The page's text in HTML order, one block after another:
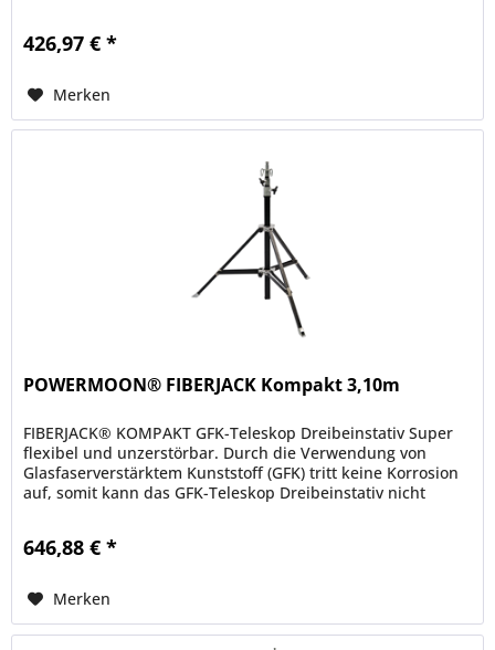
426,97 € *
Merken
POWERMOON® FIBERJACK Kompakt 3,10m
FIBERJACK® KOMPAKT GFK-Teleskop Dreibeinstativ Super
flexibel und unzerstörbar. Durch die Verwendung von
Glasfaserverstärktem Kunststoff (GFK) tritt keine Korrosion
auf, somit kann das GFK-Teleskop Dreibeinstativ nicht
646,88 € *
Merken